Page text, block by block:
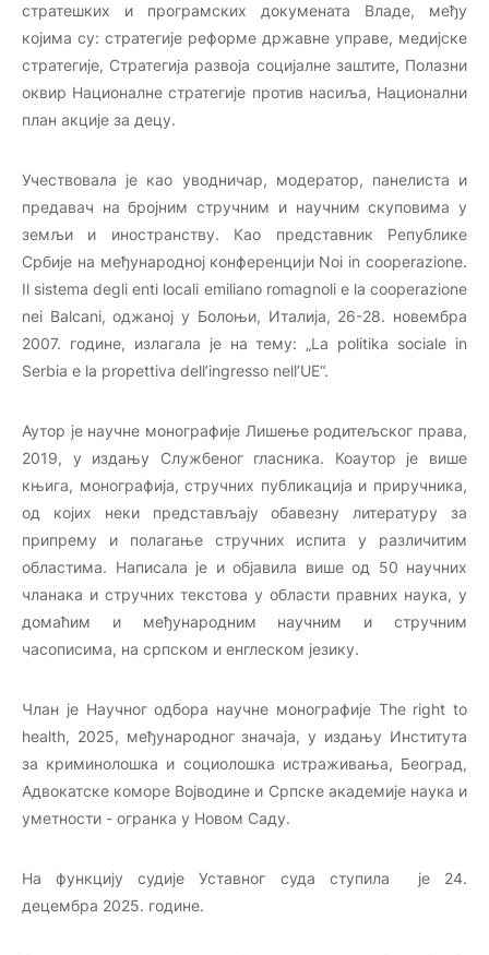
стратешких и програмских докумената Владе, међу
којима су: стратегије реформе државне управе, медијске
стратегије, Стратегија развоја социјалне заштите, Полазни
оквир Националне стратегије против насиља, Национални
план акције за децу.
Учествовала је као уводничар, модератор, панелиста и
предавач на бројним стручним и научним скуповима у
земљи и иностранству. Као представник Републике
Србије на међународној конференцији Noi in cooperazione.
Il sistema degli enti locali emiliano romagnoli e la cooperazione
nei Balcani, оджаној у Болоњи, Италија, 26-28. новембра
2007. године, излагала је на тему: „La politika sociale in
Serbia e la propettiva dell’ingresso nell’UE“.
Аутор је научне монографије Лишење родитељског права,
2019, у издању Службеног гласника. Коаутор је више
књига, монографија, стручних публикација и приручника,
од којих неки представљају обавезну литературу за
припрему и полагање стручних испита у различитим
областима. Написала је и објавила више од 50 научних
чланака и стручних текстова у области правних наука, у
домаћим и међународним научним и стручним
часописима, на српском и енглеском језику.
Члан је Научног одбора научне монографије Тhe right to
health, 2025, међународног значаја, у издању Института
за криминолошка и социолошка истраживања, Београд,
Адвокатске коморе Војводине и Српске академије наука и
уметности - огранка у Новом Саду.
На функцију судије Уставног суда ступила је 24.
децембра 2025. године.